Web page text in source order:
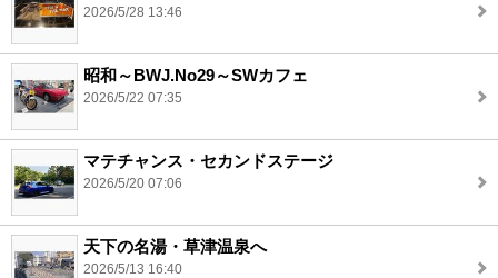
2026/5/28 13:46
昭和～BWJ.No29～SWカフェ
2026/5/22 07:35
マテチャンス・セカンドステージ
2026/5/20 07:06
天下の名湯・草津温泉へ
2026/5/13 16:40